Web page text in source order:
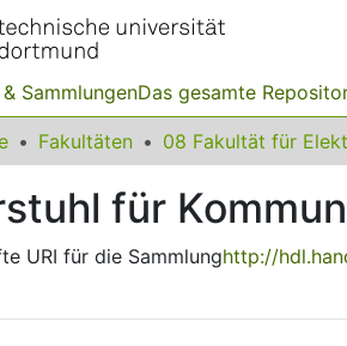
SammlungenDas gesamte
Fakultäten
für
URI für die Sammlunghttp://